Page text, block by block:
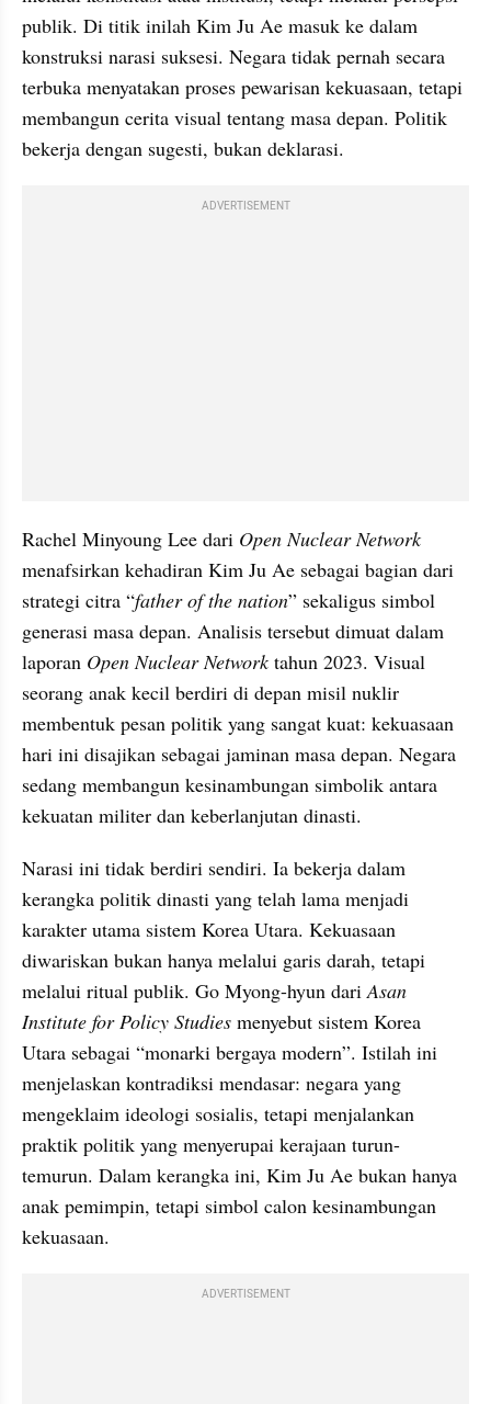
publik. Di titik inilah Kim Ju Ae masuk ke dalam
konstruksi narasi suksesi. Negara tidak pernah secara
terbuka menyatakan proses pewarisan kekuasaan, tetapi
membangun cerita visual tentang masa depan. Politik
bekerja dengan sugesti, bukan deklarasi.
ADVERTISEMENT
Rachel Minyoung Lee dari Open Nuclear Network
menafsirkan kehadiran Kim Ju Ae sebagai bagian dari
strategi citra “father of the nation” sekaligus simbol
generasi masa depan. Analisis tersebut dimuat dalam
laporan Open Nuclear Network tahun 2023. Visual
seorang anak kecil berdiri di depan misil nuklir
membentuk pesan politik yang sangat kuat: kekuasaan
hari ini disajikan sebagai jaminan masa depan. Negara
sedang membangun kesinambungan simbolik antara
kekuatan militer dan keberlanjutan dinasti.
Narasi ini tidak berdiri sendiri. Ia bekerja dalam
kerangka politik dinasti yang telah lama menjadi
karakter utama sistem Korea Utara. Kekuasaan
diwariskan bukan hanya melalui garis darah, tetapi
melalui ritual publik. Go Myong-hyun dari Asan
Institute for Policy Studies menyebut sistem Korea
Utara sebagai “monarki bergaya modern”. Istilah ini
menjelaskan kontradiksi mendasar: negara yang
mengeklaim ideologi sosialis, tetapi menjalankan
praktik politik yang menyerupai kerajaan turun-
temurun. Dalam kerangka ini, Kim Ju Ae bukan hanya
anak pemimpin, tetapi simbol calon kesinambungan
kekuasaan.
ADVERTISEMENT